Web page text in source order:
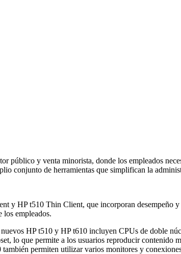
público y venta minorista, donde los empleados
conjunto de herramientas que simplifican la
y HP t510 Thin Client, que incorporan desempeño
los empleados.
HP t510 y HP t610 incluyen CPUs de doble
lo que permite a los usuarios reproducir
también permiten utilizar varios monitores y